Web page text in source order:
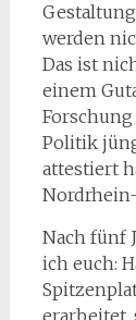
werden
Das ist
einem
Politik
attestiert
Nach fünf
ich euch:
erarbeitet,